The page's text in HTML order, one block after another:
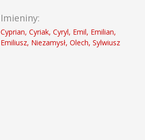
Imieniny:
Cyprian, Cyriak, Cyryl, Emil, Emilian,
Emiliusz, Niezamysł, Olech, Sylwiusz